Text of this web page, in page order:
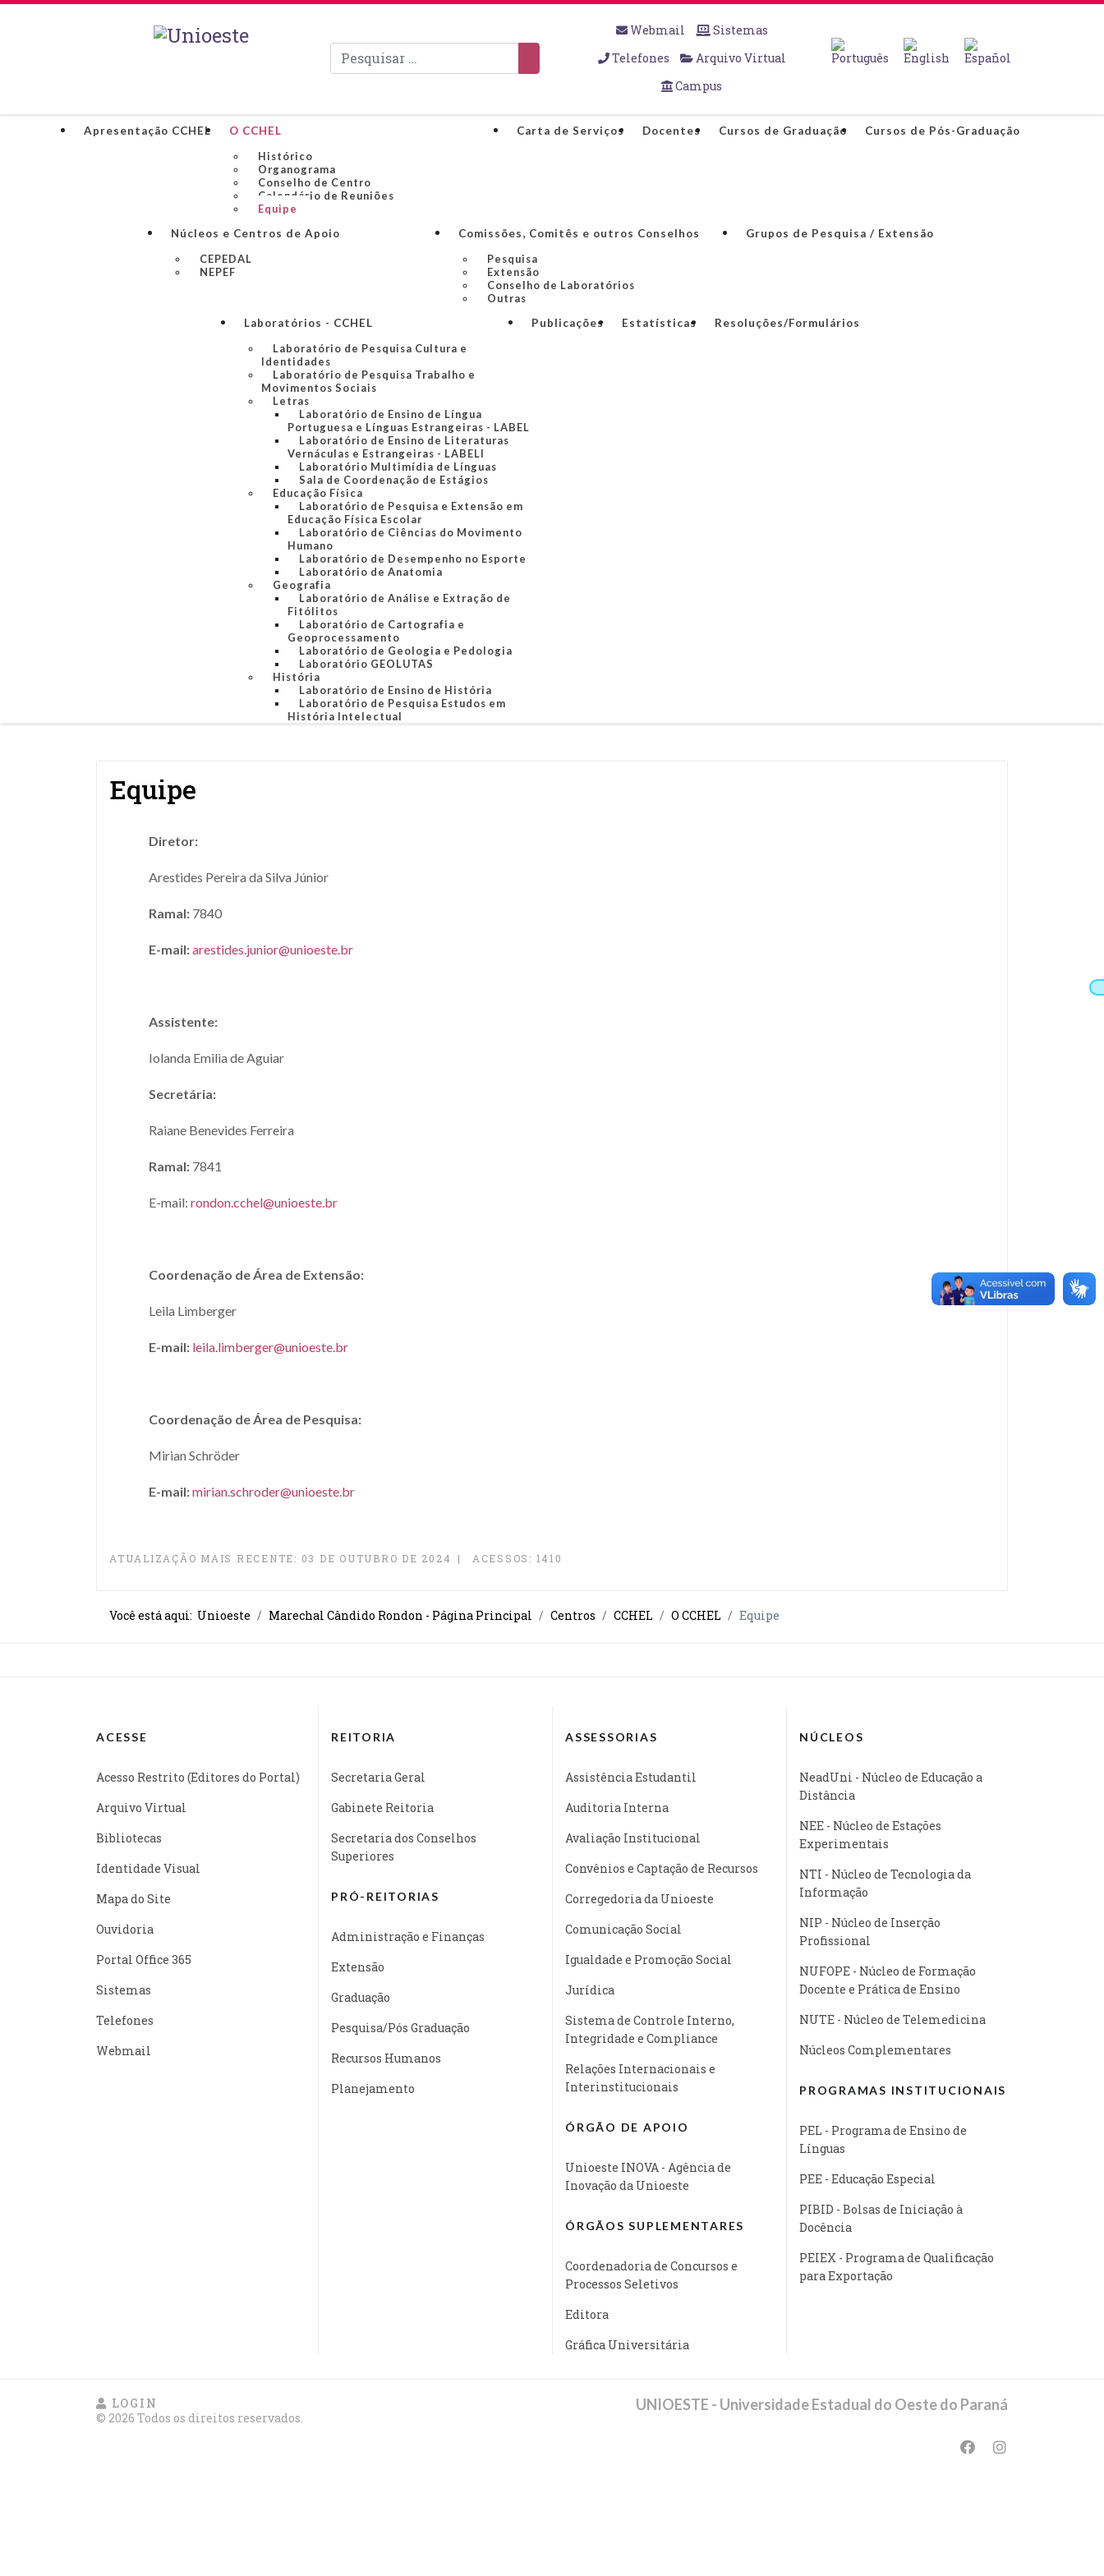
Pesquisar
Webmail
Sistemas
Telefones
Arquivo Virtual
Campus
Apresentação CCHEL
O CCHEL
Histórico
Organograma
Conselho de Centro
Calendário de Reuniões
Equipe
Carta de Serviços Docentes Cursos de Graduação Cursos de Pós-Graduação
Núcleos e Centros de Apoio
CEPEDAL
NEPEF
Comissões, Comitês e outros Conselhos
Pesquisa
Extensão
Conselho de Laboratórios
Outras
Grupos de Pesquisa / Extensão
Laboratórios - CCHEL
Laboratório de Pesquisa Cultura e
Identidades
Laboratório de Pesquisa Trabalho e
Movimentos Sociais
Letras
Laboratório de Ensino de Língua
Portuguesa e Línguas Estrangeiras - LABEL
Laboratório de Ensino de Literaturas
Vernáculas e Estrangeiras - LABELI
Laboratório Multimídia de Línguas
Sala de Coordenação de Estágios
Educação Física
Laboratório de Pesquisa e Extensão em
Educação Física Escolar
Laboratório de Ciências do Movimento
Humano
Laboratório de Desempenho no Esporte
Laboratório de Anatomia
Geografia
Laboratório de Análise e Extração de
Fitólitos
Laboratório de Cartografia e
Geoprocessamento
Laboratório de Geologia e Pedologia
Laboratório GEOLUTAS
História
Laboratório de Ensino de História
Laboratório de Pesquisa Estudos em
História Intelectual
Publicações Estatísticas Resoluções/Formulários
Equipe
Diretor:
Arestides Pereira da Silva Júnior
Ramal: 7840
E-mail:arestides.junior@unioeste.br
Assistente:
Iolanda Emilia de Aguiar
Secretária:
Raiane Benevides Ferreira
Ramal: 7841
E-mail: rondon.cchel@unioeste.br
Coordenação de Área de Extensão:
Leila Limberger
E-mail: leila.limberger@unioeste.br
Coordenação de Área de Pesquisa:
Mirian Schröder
E-mail:mirian.schroder@unioeste.br
ATUALIZAÇÃO MAIS RECENTE: 03 DE OUTUBRO DE 2024 ACESSOS: 1410
Você está aqui: Unioeste Marechal Cândido Rondon - Página Principal Centros CCHEL O CCHEL Equipe
ACESSE
Acesso Restrito (Editores do Portal)
Arquivo Virtual
Bibliotecas
Identidade Visual
Mapa do Site
Ouvidoria
Portal Office 365
Sistemas
Telefones
Webmail
REITORIA
Secretaria Geral
Gabinete Reitoria
Secretaria dos Conselhos
Superiores
PRÓ-REITORIAS
Administração e Finanças
Extensão
Graduação
Pesquisa/Pós Graduação
Recursos Humanos
Planejamento
ASSESSORIAS
Assistência Estudantil
Auditoria Interna
Avaliação Institucional
Convênios e Captação de Recursos
Corregedoria da Unioeste
Comunicação Social
Igualdade e Promoção Social
Jurídica
Sistema de Controle Interno,
Integridade e Compliance
Relações Internacionais e
Interinstitucionais
ÓRGÃO DE APOIO
Unioeste INOVA - Agência de
Inovação da Unioeste
ÓRGÃOS SUPLEMENTARES
Coordenadoria de Concursos e
Processos Seletivos
Editora
Gráfica Universitária
NÚCLEOS
NeadUni - Núcleo de Educação a
Distância
NEE - Núcleo de Estações
Experimentais
NTI - Núcleo de Tecnologia da
Informação
NIP - Núcleo de Inserção
Profissional
NUFOPE - Núcleo de Formação
Docente e Prática de Ensino
NUTE - Núcleo de Telemedicina
Núcleos Complementares
PROGRAMAS INSTITUCIONAIS
PEL - Programa de Ensino de
Línguas
PEE - Educação Especial
PIBID - Bolsas de Iniciação à
Docência
PEIEX - Programa de Qualificação
para Exportação
LOGIN
© 2026 Todos os direitos reservados.
UNIOESTE - Universidade Estadual do Oeste do Paraná